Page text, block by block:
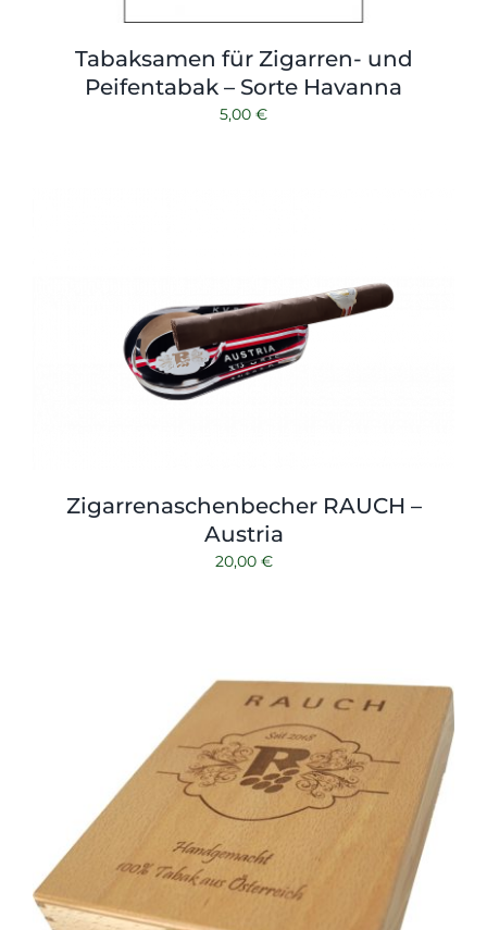
Tabaksamen für Zigarren- und
Peifentabak – Sorte Havanna
5,00 €
Zigarrenaschenbecher RAUCH –
Austria
20,00 €